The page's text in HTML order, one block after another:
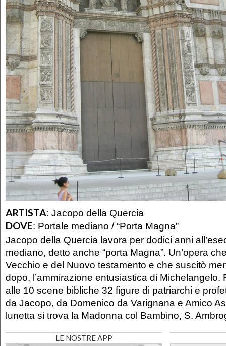
ARTISTA: Jacopo della Quercia
DOVE: Portale mediano / “Porta Magna”
Jacopo della Quercia lavora per dodici anni
mediano, detto anche “porta Magna”. Un’opera
Vecchio e del Nuovo testamento e che suscitò
dopo, l’ammirazione entusiastica di Michelangelo.
alle 10 scene bibliche 32 figure di patriarchi e
da Jacopo, da Domenico da Varignana e Amico
lunetta si trova la Madonna col Bambino, S.
LE NOSTRE APP